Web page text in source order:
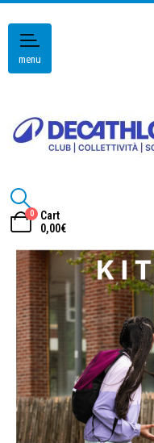
menu
0
Cart
0,00€